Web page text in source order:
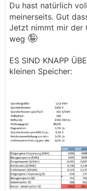
Du hast natürlich
meinerseits. Gut
Jetzt nimmt mir der
weg 🤪
ES SIND KNAPP
kleinen Speicher: